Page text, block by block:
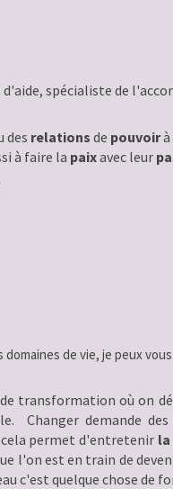
spécialiste de
des relations de pouvoirà
à faire la paixavec leur
de vie, je peux
transformation où on
Changer demande
cela permet d'entretenir
l'on est en train de
c'est quelque chose de